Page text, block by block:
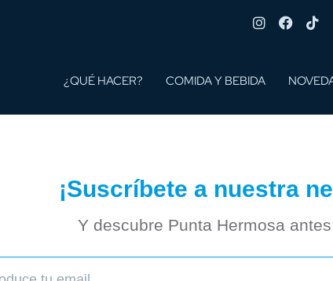
¿QUÉ HACER? COMIDA Y BEBIDA
¡Suscríbete a nuestra
Y descubre Punta Hermosa